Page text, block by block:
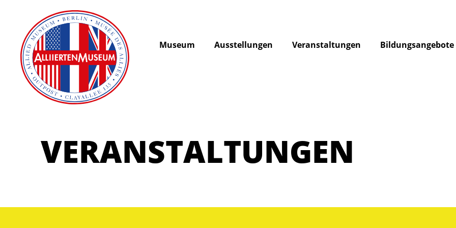
Museum Ausstellungen Veranstaltungen Bildungsangebote
VERANSTALTUNGEN